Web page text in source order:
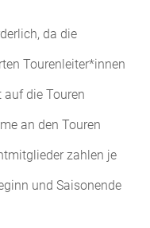
da die
Tourenleiter*innen
auf die Touren
an den Touren
zahlen je
und Saisonende